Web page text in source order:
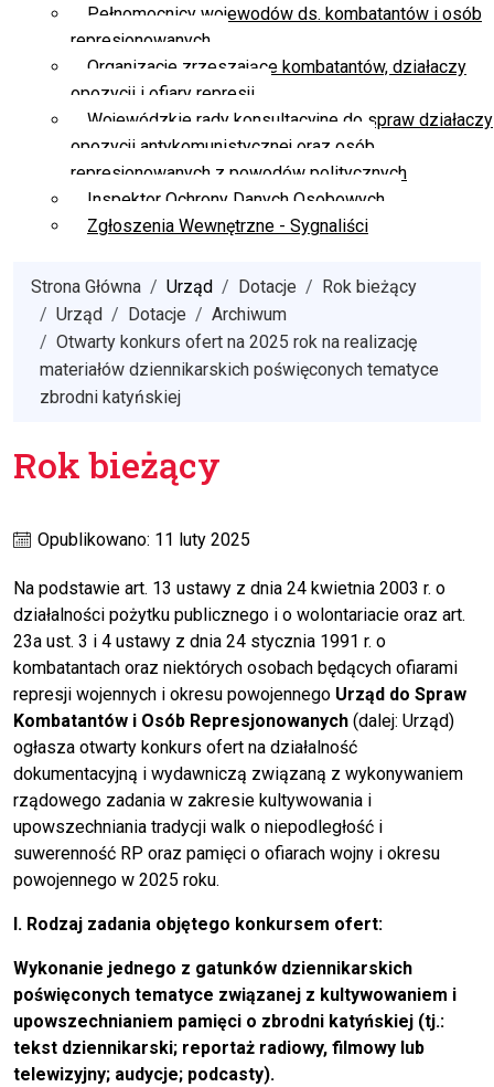
Pełnomocnicy wojewodów ds. kombatantów i osób
represjonowanych
Organizacje zrzeszające kombatantów, działaczy
opozycji i ofiary represji
Wojewódzkie rady konsultacyjne do spraw działaczy
opozycji antykomunistycznej oraz osób
represjonowanych z powodów politycznych
Inspektor Ochrony Danych Osobowych
Zgłoszenia Wewnętrzne - Sygnaliści
Strona Główna Urząd Dotacje
Rok bieżący
Urząd
Dotacje
Archiwum
Otwarty konkurs ofert na 2025 rok na realizację
materiałów dziennikarskich poświęconych tematyce
zbrodni katyńskiej
Rok bieżący
Opublikowano: 11 luty 2025
Na podstawie art. 13 ustawy z dnia 24 kwietnia 2003 r. o
działalności pożytku publicznego i o wolontariacie oraz art.
23a ust. 3 i 4 ustawy z dnia 24 stycznia 1991 r. o
kombatantach oraz niektórych osobach będących ofiarami
represji wojennych i okresu powojennego Urząd do Spraw
Kombatantów i Osób Represjonowanych (dalej: Urząd)
ogłasza otwarty konkurs ofert na działalność
dokumentacyjną i wydawniczą związaną z wykonywaniem
rządowego zadania w zakresie kultywowania i
upowszechniania tradycji walk o niepodległość i
suwerenność RP oraz pamięci o ofiarach wojny i okresu
powojennego w 2025 roku.
I. Rodzaj zadania objętego konkursem ofert:
Wykonanie jednego z gatunków dziennikarskich
poświęconych tematyce związanej z kultywowaniem i
upowszechnianiem pamięci o zbrodni katyńskiej (tj.:
tekst dziennikarski; reportaż radiowy, filmowy lub
telewizyjny; audycje; podcasty).